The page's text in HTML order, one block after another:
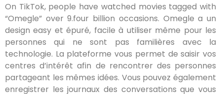
On TikTok, people have watched movies tagged with
“Omegle” over 9.four billion occasions. Omegle a un
design easy et épuré, facile à utiliser même pour les
personnes qui ne sont pas familières avec la
technologie. La plateforme vous permet de saisir vos
centres d’intérêt afin de rencontrer des personnes
partageant les mêmes idées. Vous pouvez également
enregistrer les journaux des conversations que vous